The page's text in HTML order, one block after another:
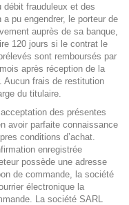
débit frauduleux et des
pu engendrer, le porteur de
auprès de sa banque,
120 jours si le contrat le
sont remboursés par
après réception de la
Aucun frais de restitution
du titulaire.
des présentes
avoir parfaite connaissance
conditions d’achat.
enregistrée
possède une adresse
de commande, la société
électronique la
La société SARL